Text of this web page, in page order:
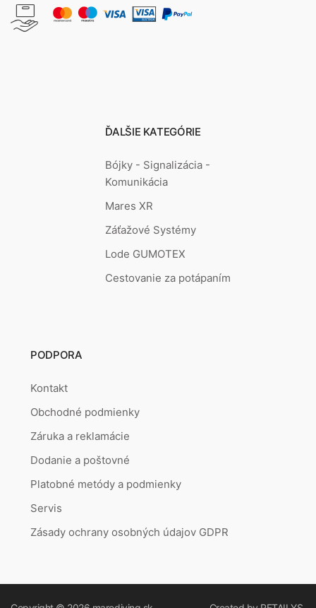
ĎALŠIE KATEGÓRIE
Bójky - Signalizácia -
Komunikácia
Mares XR
Záťažové Systémy
Lode GUMOTEX
Cestovanie za potápaním
PODPORA
Kontakt
Obchodné podmienky
Záruka a reklamácie
Dodanie a poštovné
Platobné metódy a podmienky
Servis
Zásady ochrany osobných údajov GDPR